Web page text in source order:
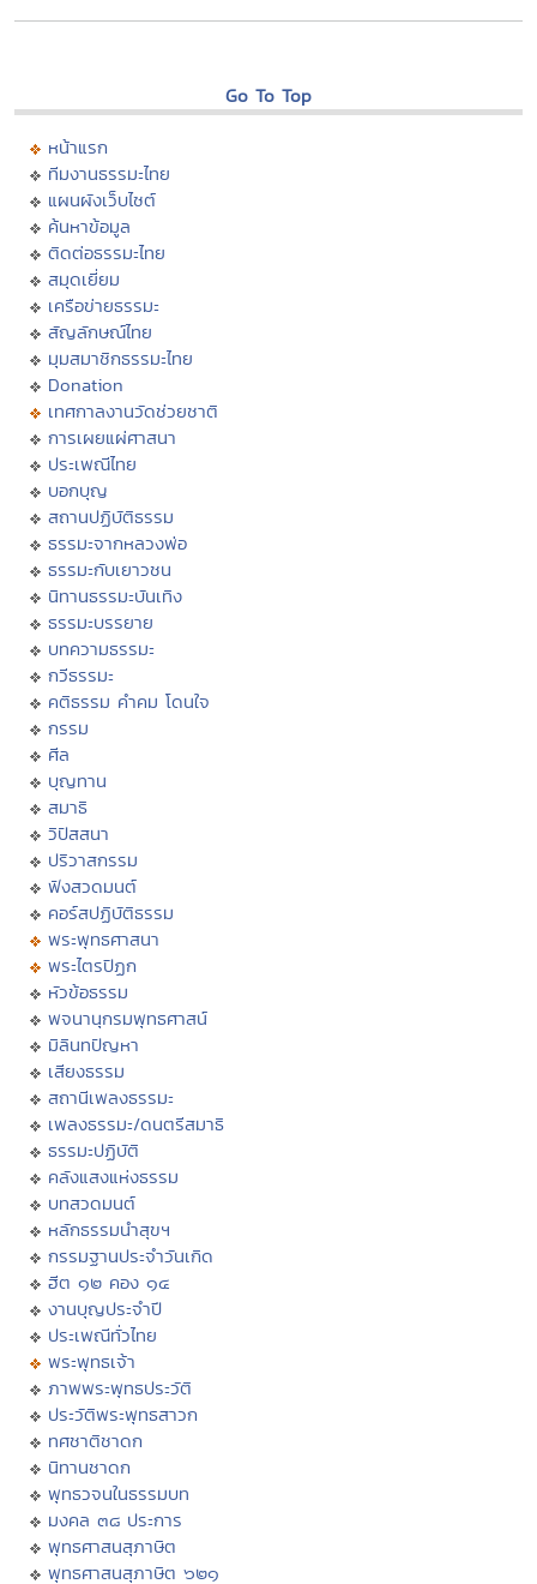
Go To Top
หน้าแรก
ทีมงานธรรมะไทย
แผนผังเว็บไซต์
ค้นหาข้อมูล
ติดต่อธรรมะไทย
สมุดเยี่ยม
เครือข่ายธรรมะ
สัญลักษณ์ไทย
มุมสมาชิกธรรมะไทย
Donation
เทศกาลงานวัดช่วยชาติ
การเผยแผ่ศาสนา
ประเพณีไทย
บอกบุญ
สถานปฏิบัติธรรม
ธรรมะจากหลวงพ่อ
ธรรมะกับเยาวชน
นิทานธรรมะบันเทิง
ธรรมะบรรยาย
บทความธรรมะ
กวีธรรมะ
คติธรรม คำคม โดนใจ
กรรม
ศีล
บุญทาน
สมาธิ
วิปัสสนา
ปริวาสกรรม
ฟังสวดมนต์
คอร์สปฏิบัติธรรม
พระพุทธศาสนา
พระไตรปิฏก
หัวข้อธรรม
พจนานุกรมพุทธศาสน์
มิลินทปัญหา
เสียงธรรม
สถานีเพลงธรรมะ
เพลงธรรมะ/ดนตรีสมาธิ
ธรรมะปฏิบัติ
คลังแสงแห่งธรรม
บทสวดมนต์
หลักธรรมนำสุขฯ
กรรมฐานประจำวันเกิด
ฮีต ๑๒ คอง ๑๔
งานบุญประจำปี
ประเพณีทั่วไทย
พระพุทธเจ้า
ภาพพระพุทธประวัติ
ประวัติพระพุทธสาวก
ทศชาติชาดก
นิทานชาดก
พุทธวจนในธรรมบท
มงคล ๓๘ ประการ
พุทธศาสนสุภาษิต
พุทธศาสนสุภาษิต ๖๒๑